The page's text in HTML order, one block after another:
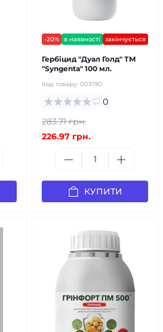
-20% в наявності закінчується
Гербіцид "Дуал Голд" ТМ
"Syngenta" 100 мл.
Код товару: 003190
0
283.71 грн.
226.97 грн.
КУПИТИ